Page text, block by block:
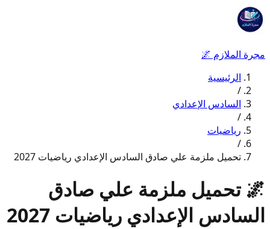
مجرة الملازم 🌌
الرئيسية
/
السادس الإعدادي
/
رياضيات
/
تحميل ملزمة علي صادق السادس الإعدادي رياضيات 2027
🌌 تحميل ملزمة علي صادق
السادس الإعدادي رياضيات 2027